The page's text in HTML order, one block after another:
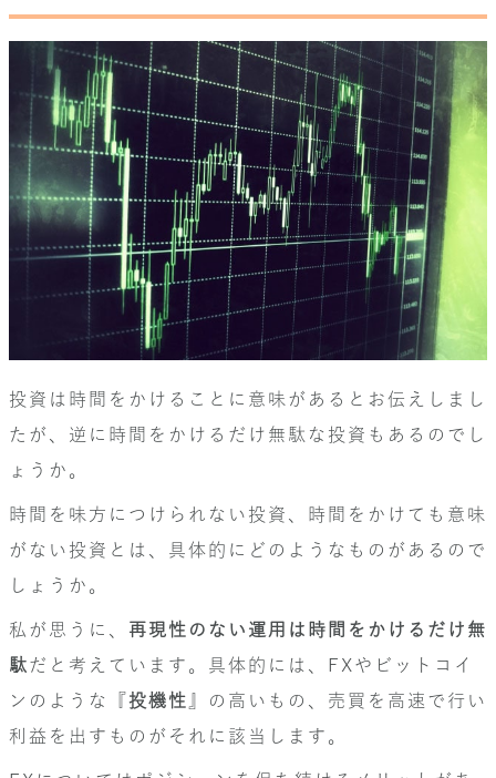
投資は時間をかけることに意味があるとお伝えしまし
たが、逆に時間をかけるだけ無駄な投資もあるのでし
ょうか。
時間を味方につけられない投資、時間をかけても意味
がない投資とは、具体的にどのようなものがあるので
しょうか。
私が思うに、 再現性のない運用は時間をかけるだけ無
駄だと考えています。具体的には、FXやビットコイ
ンのような『投機性 』の高いもの、売買を高速で行い
利益を出すものがそれに該当します。